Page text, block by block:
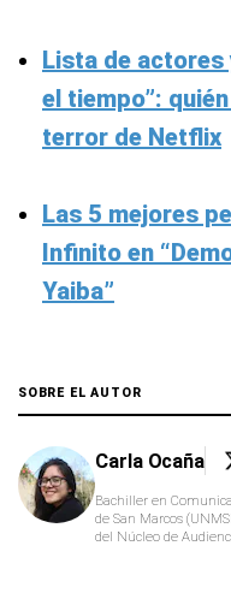
Lista de actores
el tiempo”:
terror de Netflix
Las 5 mejores
Infinito en
Yaiba”
SOBRE EL AUTOR
Carla Ocaña
Bachiller en
de San Marcos
del Núcleo de